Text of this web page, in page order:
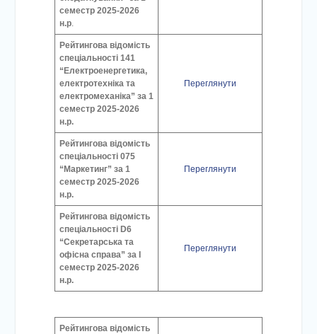
семестр 2025-2026
н.р.
Рейтингова відомість
спеціальності 141
“Електроенергетика,
електротехніка та
електромеханіка” за 1
семестр 2025-2026
н.р.
Переглянути
Рейтингова відомість
спеціальності 075
“Маркетинг” за 1
семестр 2025-2026
н.р.
Переглянути
Рейтингова відомість
спеціальності D6
“Секретарська та
офісна справа” за І
семестр 2025-2026
н.р.
Переглянути
Рейтингова відомість